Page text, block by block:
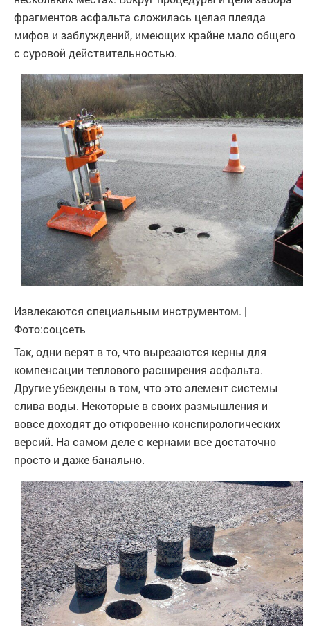
фрагментов асфальта сложилась целая плеяда
мифов и заблуждений, имеющих крайне мало общего
с суровой действительностью.
Извлекаются специальным инструментом. |
Фото:соцсеть
Так, одни верят в то, что вырезаются керны для
компенсации теплового расширения асфальта.
Другие убеждены в том, что это элемент системы
слива воды. Некоторые в своих размышления и
вовсе доходят до откровенно конспирологических
версий. На самом деле с кернами все достаточно
просто и даже банально.